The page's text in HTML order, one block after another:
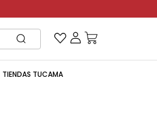
TIENDAS TUCAMA